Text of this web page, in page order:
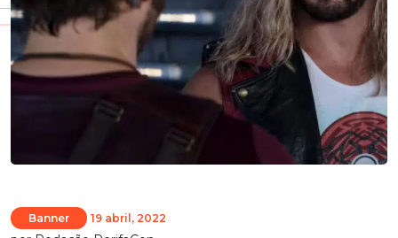
Banner 19 abril, 2022